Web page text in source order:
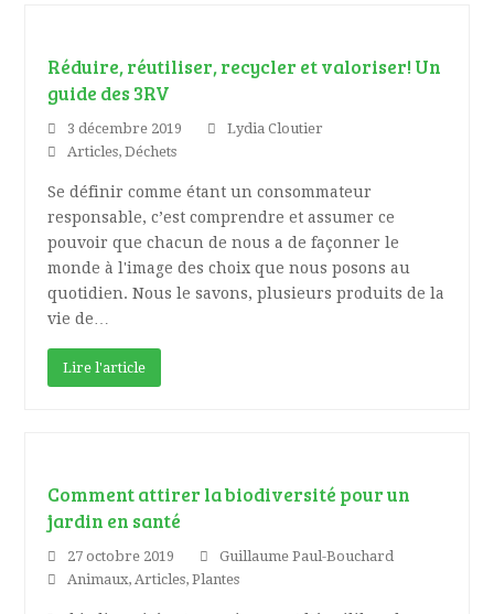
Réduire, réutiliser, recycler et valoriser! Un
guide des 3RV
3 décembre 2019
Lydia Cloutier
Articles,Déchets
Se définir comme étant un consommateur
responsable, c’est comprendre et assumer ce
pouvoir que chacun de nous a de façonner le
monde à l'image des choix que nous posons au
quotidien. Nous le savons, plusieurs produits de la
vie de…
Lire l'article
Comment attirer la biodiversité pour un
jardin en santé
27 octobre 2019
Guillaume Paul-Bouchard
Animaux, Articles,Plantes